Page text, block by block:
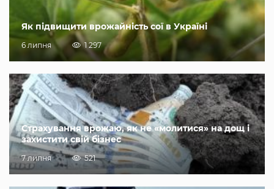
Як підвищити врожайність сої в Україні
6 липня 1 297
Страхування врожаю, як не «молитися» на дощ і
захистити свій бізнес
7 липня 521